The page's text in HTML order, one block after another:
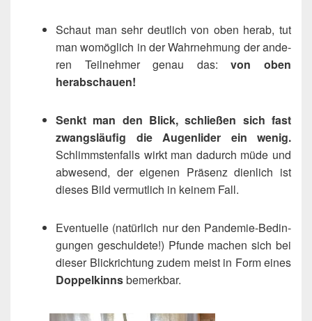
Schaut man sehr deut­lich von oben her­ab, tut
man womög­lich in der Wahr­neh­mung der ande­
ren Teil­neh­mer genau das:von oben
herabschauen!
Senkt man den Blick, schlie­ßen sich fast
zwangs­läu­fig die Augen­li­der ein wenig.
Schlimms­ten­falls wirkt man dadurch müde und
abwe­send, der eige­nen Prä­senz dien­lich ist
die­ses Bild ver­mut­lich in kei­nem Fall.
Even­tu­el­le (natür­lich nur den Pan­de­mie-Bedin­
gun­gen geschul­de­te!) Pfun­de machen sich bei
die­ser Blick­rich­tung zudem meist in Form eines
Dop­pel­kinnsbemerkbar.